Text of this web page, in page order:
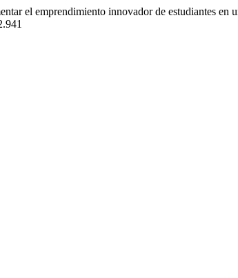
el emprendimiento innovador de estudiantes en